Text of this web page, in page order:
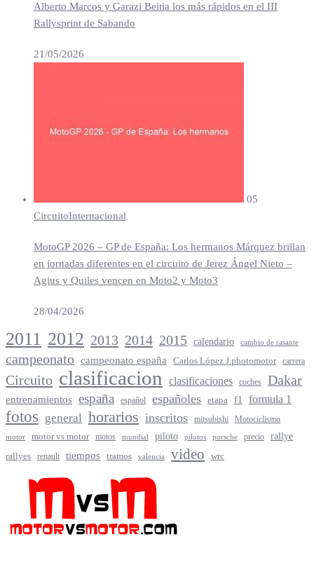
Alberto Marcos y Garazi Beitia los más rápidos en el III
Rallysprint de Sabando
21/05/2026
05
CircuitoInternacional
MotoGP 2026 – GP de España: Los hermanos Márquez brillan
en jornadas diferentes en el circuito de Jerez Ángel Nieto –
Agius y Quiles vencen en Moto2 y Moto3
28/04/2026
2011 2012 2013 2014 2015 calendario cambio de rasante
campeonato campeonato españa Carlos López J.photomotor carrera
Circuito clasificacion clasificaciones coches Dakar
entrenamientos españa español españoles etapa f1 formula 1
fotos general horarios inscritos mitsubishi Motociclismo
motor motor vs motor motos mundial piloto pilotos porsche precio rallye
rallyes renault tiempos tramos valencia video wrc